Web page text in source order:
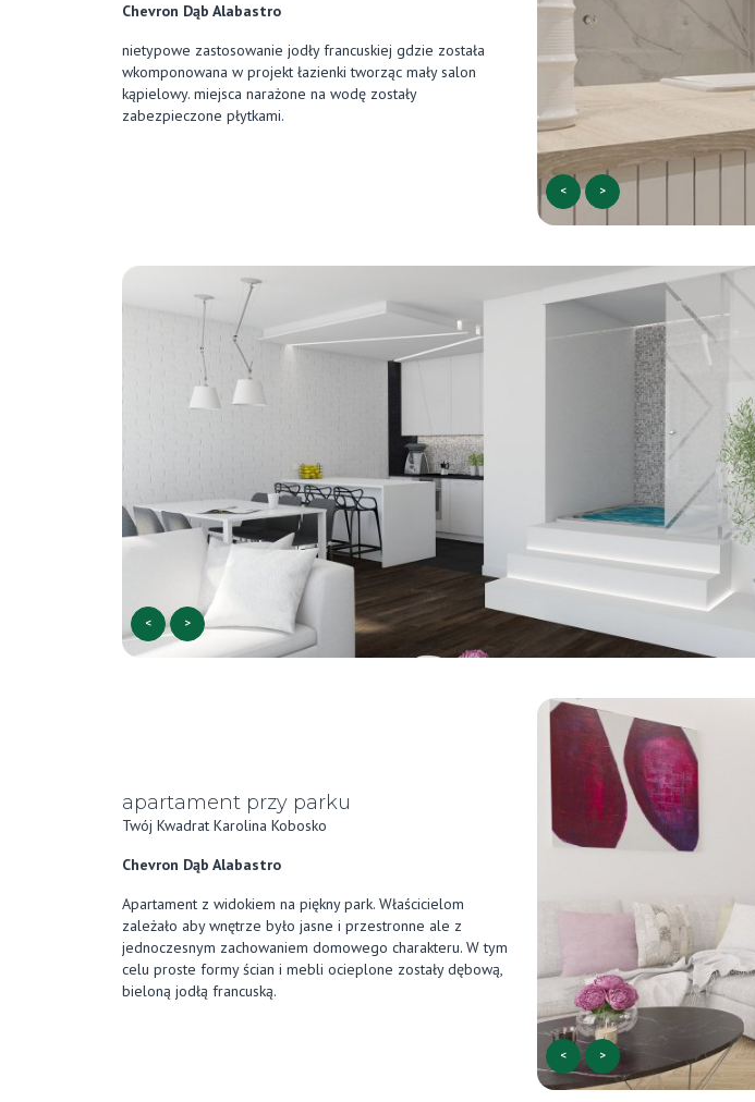
Chevron Dąb Alabastro
nietypowe zastosowanie jodły francuskiej gdzie została
wkomponowana w projekt łazienki tworząc mały salon
kąpielowy. miejsca narażone na wodę zostały
zabezpieczone płytkami.
< >
< >
apartament przy parku
Twój Kwadrat Karolina Kobosko
Chevron Dąb Alabastro
Apartament z widokiem na piękny park. Właścicielom
zależało aby wnętrze było jasne i przestronne ale z
jednoczesnym zachowaniem domowego charakteru. W tym
celu proste formy ścian i mebli ocieplone zostały dębową,
bieloną jodłą francuską.
< >